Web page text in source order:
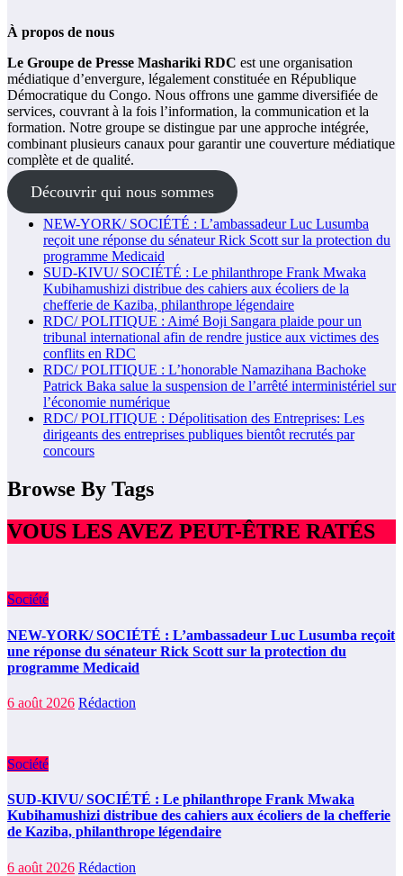
À propos de nous
Le Groupe de Presse Mashariki RDC est une organisation
médiatique d’envergure, légalement constituée en République
Démocratique du Congo. Nous offrons une gamme diversifiée de
services, couvrant à la fois l’information, la communication et la
formation. Notre groupe se distingue par une approche intégrée,
combinant plusieurs canaux pour garantir une couverture médiatique
complète et de qualité.
Découvrir qui nous sommes
NEW-YORK/ SOCIÉTÉ : L’ambassadeur Luc Lusumba
reçoit une réponse du sénateur Rick Scott sur la protection du
programme Medicaid
SUD-KIVU/ SOCIÉTÉ : Le philanthrope Frank Mwaka
Kubihamushizi distribue des cahiers aux écoliers de la
chefferie de Kaziba, philanthrope légendaire
RDC/ POLITIQUE : Aimé Boji Sangara plaide pour un
tribunal international afin de rendre justice aux victimes des
conflits en RDC
RDC/ POLITIQUE : L’honorable Namazihana Bachoke
Patrick Baka salue la suspension de l’arrêté interministériel sur
l’économie numérique
RDC/ POLITIQUE : Dépolitisation des Entreprises: Les
dirigeants des entreprises publiques bientôt recrutés par
concours
Browse By Tags
VOUS LES AVEZ PEUT-ÊTRE RATÉS
Société
NEW-YORK/ SOCIÉTÉ : L’ambassadeur Luc Lusumba reçoit
une réponse du sénateur Rick Scott sur la protection du
programme Medicaid
6 août 2026 Rédaction
Société
SUD-KIVU/ SOCIÉTÉ : Le philanthrope Frank Mwaka
Kubihamushizi distribue des cahiers aux écoliers de la chefferie
de Kaziba, philanthrope légendaire
6 août 2026 Rédaction